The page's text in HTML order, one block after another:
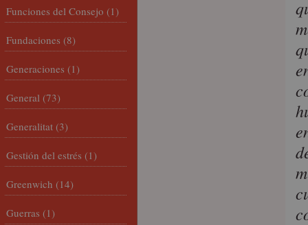
Funciones del Consejo (1)
Fundaciones (8)
Generaciones (1)
General (73)
Generalitat (3)
Gestión del estrés (1)
Greenwich (14)
Guerras (1)